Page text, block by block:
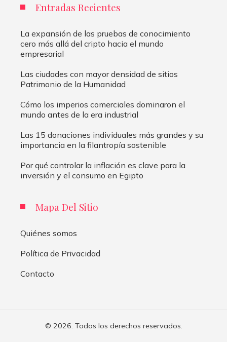
Entradas Recientes
La expansión de las pruebas de conocimiento
cero más allá del cripto hacia el mundo
empresarial
Las ciudades con mayor densidad de sitios
Patrimonio de la Humanidad
Cómo los imperios comerciales dominaron el
mundo antes de la era industrial
Las 15 donaciones individuales más grandes y su
importancia en la filantropía sostenible
Por qué controlar la inflación es clave para la
inversión y el consumo en Egipto
Mapa Del Sitio
Quiénes somos
Política de Privacidad
Contacto
© 2026. Todos los derechos reservados.